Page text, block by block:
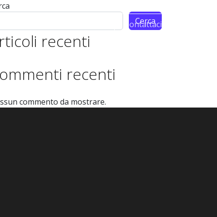
Contattaci
Cerca
recenti
recenti
commento da mostrare.